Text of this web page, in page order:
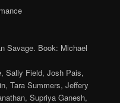
Savage. Book: Michael
Sally Field, Josh Pais,
Tara Summers, Jeffery
Supriya Ganesh,